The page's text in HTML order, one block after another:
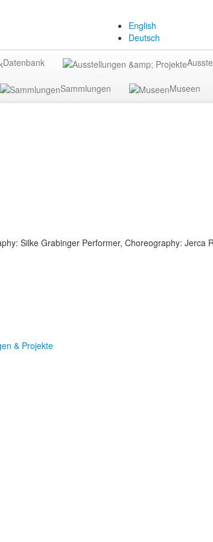
English
Deutsch
Datenbank
Sammlungen Museen
Silke Grabinger Performer, Choreography:
& Projekte